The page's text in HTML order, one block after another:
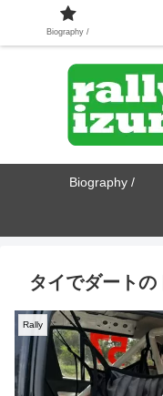
Biography /
タイでダートの
Rally
Biography /